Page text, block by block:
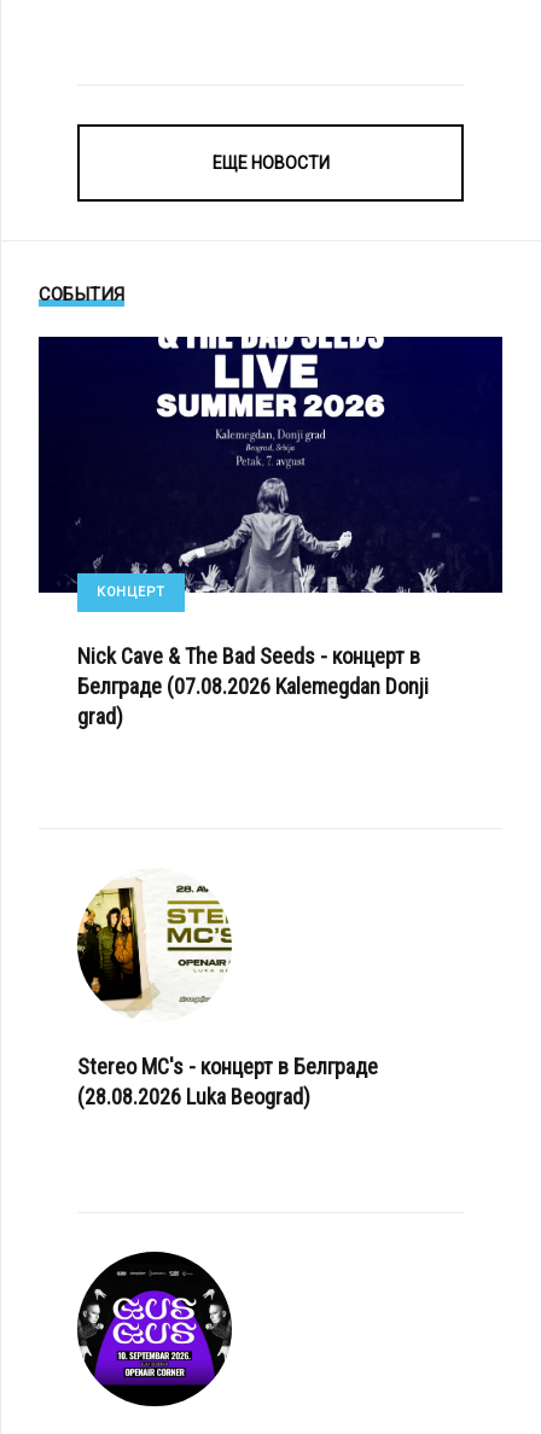
ЕЩЕ НОВОСТИ
СОБЫТИЯ
КОНЦЕРТ
Nick Cave & The Bad Seeds - концерт в
Белграде (07.08.2026 Kalemegdan Donji
grad)
Stereo MC's - концерт в Белграде
(28.08.2026 Luka Beograd)